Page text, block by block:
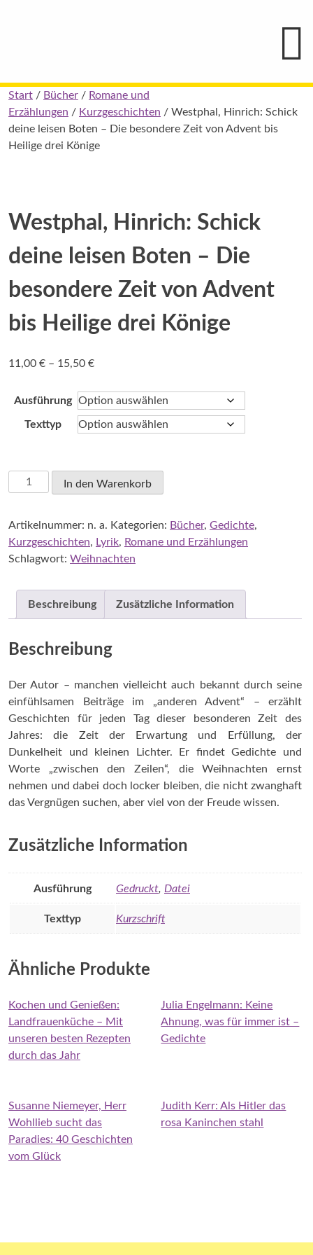
Pauline
von
Mallinckrodt
Skip
to
content
Start / Bücher / Romane und
Erzählungen / Kurzgeschichten / Westphal, Hinrich: Schick
deine leisen Boten – Die besondere Zeit von Advent bis
Heilige drei Könige
Westphal, Hinrich: Schick
deine leisen Boten – Die
besondere Zeit von Advent
bis Heilige drei Könige
11,00 € – 15,50 €Preisspanne:
bis
15,50 €
Ausführung
Texttyp
Westphal,
Hinrich:
deine
leisen
Boten
von
bis
Heilige
drei
Könige
Menge
In den Warenkorb
Artikelnummer: n. a. Kategorien: Bücher, Gedichte,
Kurzgeschichten, Lyrik, Romane und Erzählungen
Schlagwort: Weihnachten
Beschreibung Zusätzliche Information
Beschreibung
Der Autor – manchen vielleicht auch bekannt durch seine
einfühlsamen Beiträge im „anderen Advent“ – erzählt
Geschichten für jeden Tag dieser besonderen Zeit des
Jahres: die Zeit der Erwartung und Erfüllung, der
Dunkelheit und kleinen Lichter. Er findet Gedichte und
Worte „zwischen den Zeilen“, die Weihnachten ernst
nehmen und dabei doch locker bleiben, die nicht zwanghaft
das Vergnügen suchen, aber viel von der Freude wissen.
Zusätzliche Information
Ausführung Gedruckt, Datei
Texttyp Kurzschrift
Ähnliche Produkte
Kochen und Genießen:
Landfrauenküche – Mit
unseren besten Rezepten
durch das Jahr
Julia Engelmann: Keine
Ahnung, was für immer ist –
Gedichte
Susanne Niemeyer, Herr
Wohllieb sucht das
Paradies: 40 Geschichten
vom Glück
Judith Kerr: Als Hitler das
rosa Kaninchen stahl